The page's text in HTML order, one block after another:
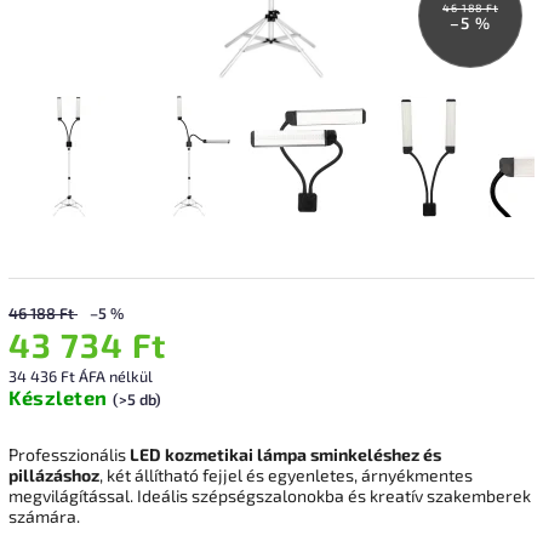
46 188 Ft
–5 %
46 188 Ft –5 %
43 734 Ft
34 436 Ft ÁFA nélkül
Készleten (>5 db)
Professzionális LED kozmetikai lámpa sminkeléshez és
pillázáshoz, két állítható fejjel és egyenletes, árnyékmentes
megvilágítással. Ideális szépségszalonokba és kreatív szakemberek
számára.